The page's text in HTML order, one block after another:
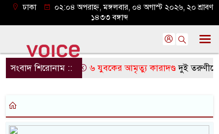
ঢাকা
০২:০৪ অপরাহ্ন, মঙ্গলবার, ০৪ অগাস্ট ২০২৬, ২০ শ্রাবণ
১৪৩৩ বঙ্গাব্দ
সংবাদ শিরোনাম :: ৬ যুবকের আমৃত্যু কারাদণ্ডদুই তরুণীকে